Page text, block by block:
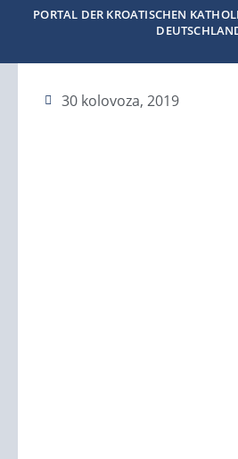
PORTAL DER KROATISCHEN
30 kolovoza, 2019